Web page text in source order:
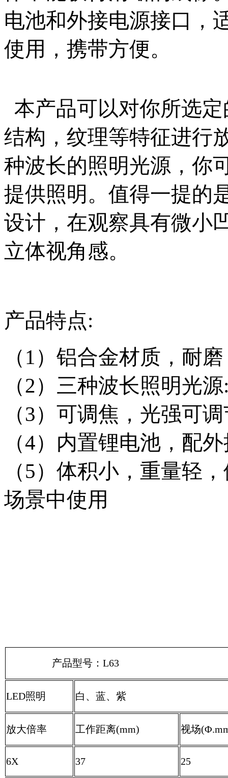
电池和外接电源接口，
使用，携带方便。
本产品可以对你所选
结构，纹理等特征进行
种波长的照明光源，你
提供照明。值得一提的
设计，在观察具有微小
立体视角感。
产品特点:
（1）铝合金材质，耐
（2）三种波长照明光
（3）可调焦，光强可
（4）内置锂电池，配
（5）体积小，重量轻
场景中使用
产品型号：L63
LED照明 白、蓝、紫
放大倍率 工作距离(mm) 视场
6X 37 25